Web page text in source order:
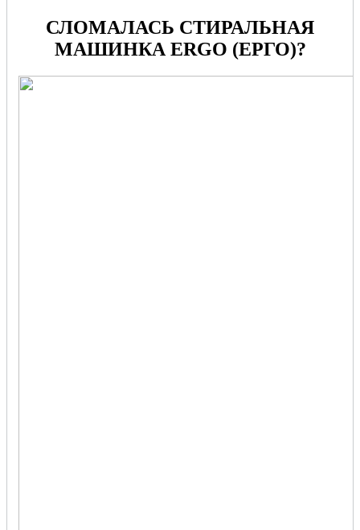
СЛОМАЛАСЬ СТИРАЛЬНАЯ
МАШИНКА ERGO (ЕРГО)?